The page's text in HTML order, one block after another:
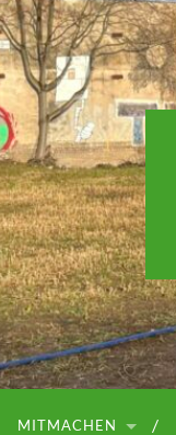
MITMACHEN